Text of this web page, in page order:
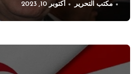
مكتب التحرير أكتوبر 10, 2023